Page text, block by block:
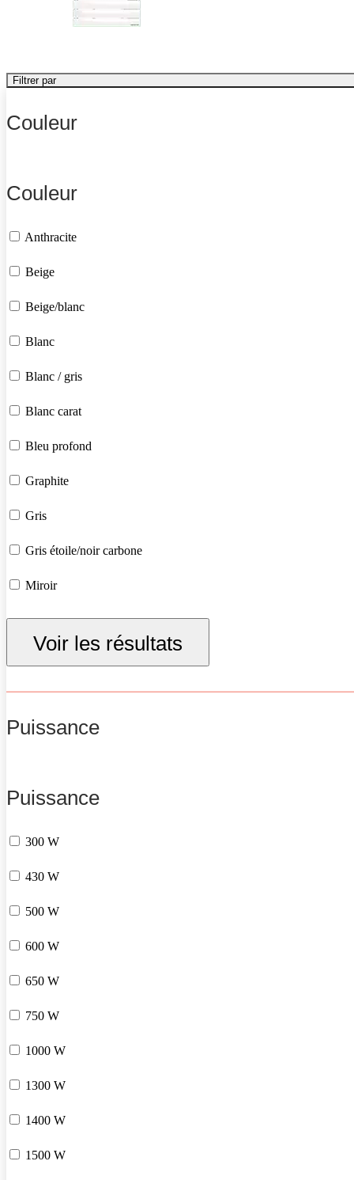
Filtrer par
Couleur
Couleur
Anthracite
Beige
Beige/blanc
Blanc
Blanc / gris
Blanc carat
Bleu profond
Graphite
Gris
Gris étoile/noir carbone
Miroir
Noir
Rouge passion
Vert d'eau
Voir les résultats
Puissance
Puissance
300 W
430 W
500 W
600 W
650 W
750 W
1000 W
1300 W
1400 W
1500 W